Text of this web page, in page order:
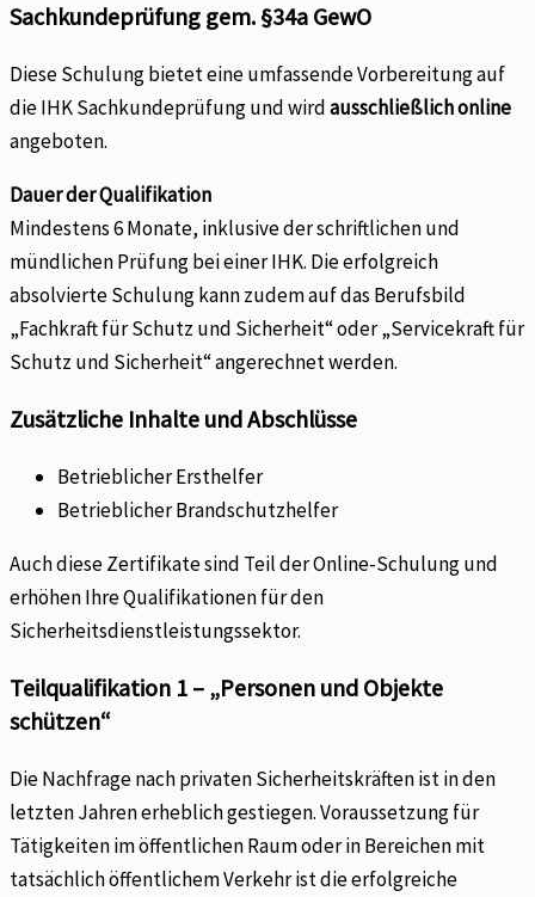
Sachkundeprüfung gem. §34a GewO
Diese Schulung bietet eine umfassende Vorbereitung auf
die IHK Sachkundeprüfung und wirdausschließlich online
angeboten.
Dauer der Qualifikation
Mindestens 6 Monate, inklusive der schriftlichen und
mündlichen Prüfung bei einer IHK. Die erfolgreich
absolvierte Schulung kann zudem auf das Berufsbild
„Fachkraft für Schutz und Sicherheit“ oder „Servicekraft für
Schutz und Sicherheit“ angerechnet werden.
Zusätzliche Inhalte und Abschlüsse
Betrieblicher Ersthelfer
Betrieblicher Brandschutzhelfer
Auch diese Zertifikate sind Teil der Online-Schulung und
erhöhen Ihre Qualifikationen für den
Sicherheitsdienstleistungssektor.
Teilqualifikation 1 – „Personen und Objekte
schützen“
Die Nachfrage nach privaten Sicherheitskräften ist in den
letzten Jahren erheblich gestiegen. Voraussetzung für
Tätigkeiten im öffentlichen Raum oder in Bereichen mit
tatsächlich öffentlichem Verkehr ist die erfolgreiche